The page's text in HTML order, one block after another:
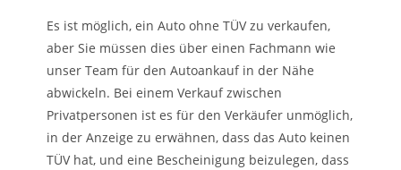
Es ist möglich, ein Auto ohne TÜV zu verkaufen,
aber Sie müssen dies über einen Fachmann wie
unser Team für den Autoankauf in der Nähe
abwickeln. Bei einem Verkauf zwischen
Privatpersonen ist es für den Verkäufer unmöglich,
in der Anzeige zu erwähnen, dass das Auto keinen
TÜV hat, und eine Bescheinigung beizulegen, dass